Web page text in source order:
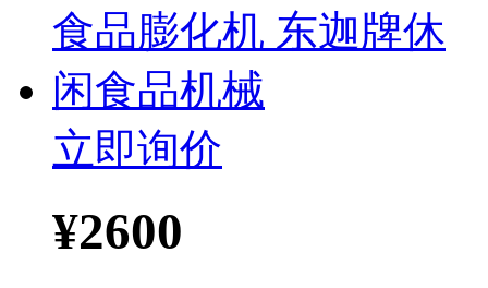
立即询价
¥2600